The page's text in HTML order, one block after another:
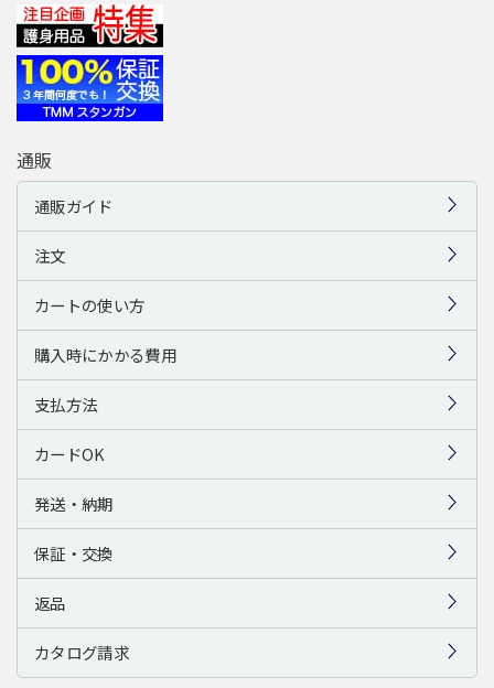
通販
通販ガイド
注文
カートの使い方
購入時にかかる費用
支払方法
カードOK
発送・納期
保証・交換
返品
カタログ請求